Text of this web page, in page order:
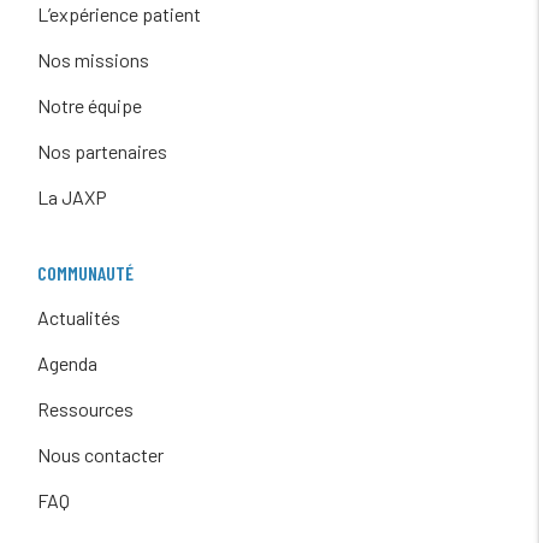
L’expérience patient
Nos missions
Notre équipe
Nos partenaires
La JAXP
COMMUNAUTÉ
Actualités
Agenda
Ressources
Nous contacter
FAQ